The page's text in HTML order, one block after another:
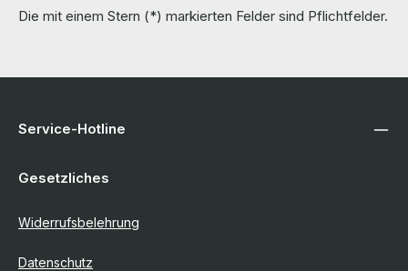
Die mit einem Stern (*) markierten Felder sind Pflichtfelder.
Service-Hotline
Gesetzliches
Widerrufsbelehrung
Datenschutz